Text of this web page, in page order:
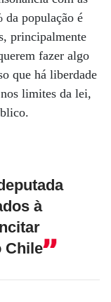
da população é
principalmente
fazer algo
que há liberdade
limites da lei,
à
Chile